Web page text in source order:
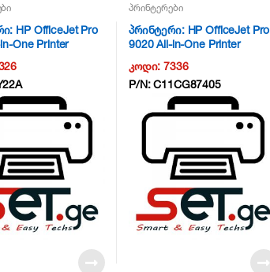
HP OfficeJet Pro
One Printer
პრინტერები
პრინტერი: HP OfficeJet Pro
9020 All-in-One Printer
NG6
კოდი:7336
P/N:C11CG87405